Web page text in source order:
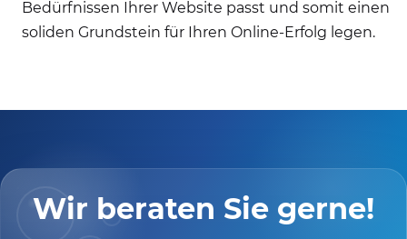
Bedürfnissen Ihrer Website passt und somit einen
soliden Grundstein für Ihren Online-Erfolg legen.
Wir beraten Sie gerne!